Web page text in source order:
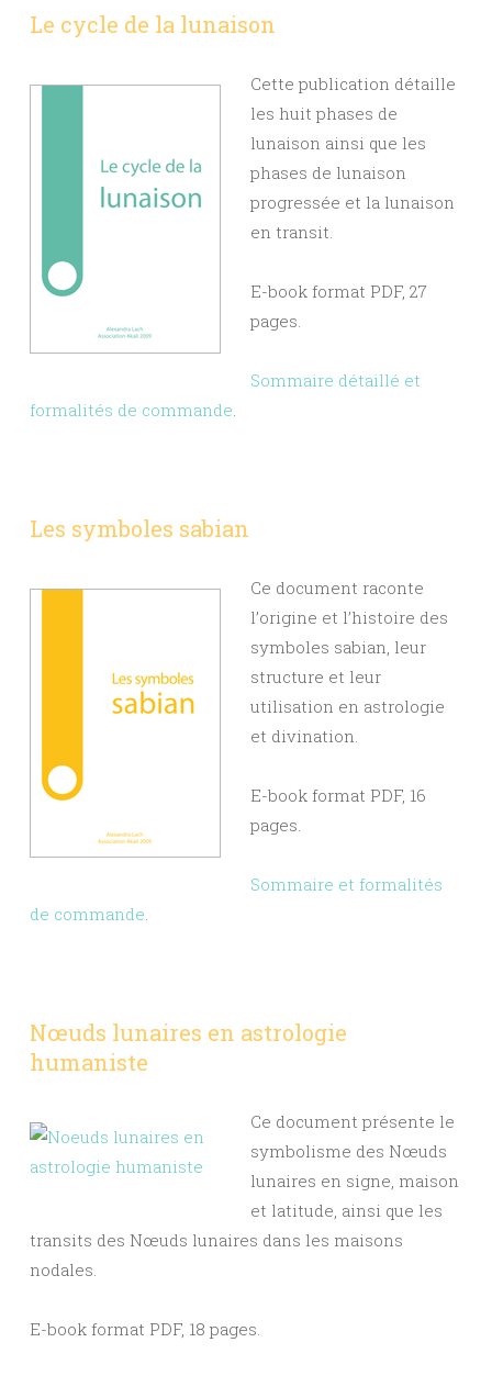
Le cycle de la lunaison
Cette publication détaille
les huit phases de
lunaison ainsi que les
phases de lunaison
progressée et la lunaison
en transit.
E-book format PDF, 27
pages.
Sommaire détaillé et
formalités de commande.
Les symboles sabian
Ce document raconte
l’origine et l’histoire des
symboles sabian, leur
structure et leur
utilisation en astrologie
et divination.
E-book format PDF, 16
pages.
Sommaire et formalités
de commande.
Nœuds lunaires en astrologie
humaniste
Ce document présente le
symbolisme des Nœuds
lunaires en signe, maison
et latitude, ainsi que les
transits des Nœuds lunaires dans les maisons
nodales.
E-book format PDF, 18 pages.